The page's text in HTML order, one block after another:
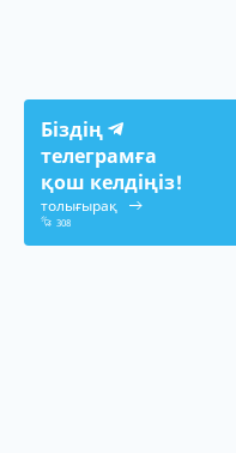
Біздің
телеграмға
қош келдіңіз!
толығырақ
308